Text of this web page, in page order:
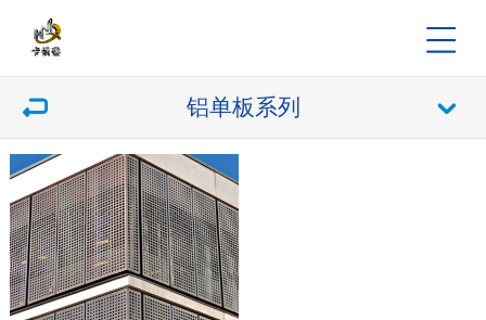
铝单板系列